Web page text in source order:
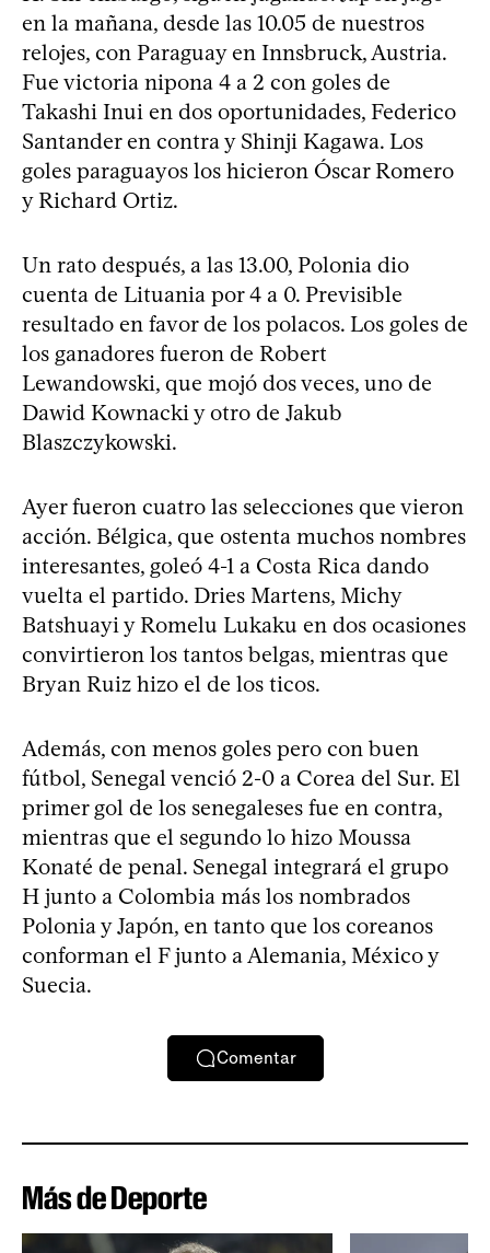
en la mañana, desde las 10.05 de nuestros
relojes, con Paraguay en Innsbruck, Austria.
Fue victoria nipona 4 a 2 con goles de
Takashi Inui en dos oportunidades, Federico
Santander en contra y Shinji Kagawa. Los
goles paraguayos los hicieron Óscar Romero
y Richard Ortiz.
Un rato después, a las 13.00, Polonia dio
cuenta de Lituania por 4 a 0. Previsible
resultado en favor de los polacos. Los goles de
los ganadores fueron de Robert
Lewandowski, que mojó dos veces, uno de
Dawid Kownacki y otro de Jakub
Blaszczykowski.
Ayer fueron cuatro las selecciones que vieron
acción. Bélgica, que ostenta muchos nombres
interesantes, goleó 4-1 a Costa Rica dando
vuelta el partido. Dries Martens, Michy
Batshuayi y Romelu Lukaku en dos ocasiones
convirtieron los tantos belgas, mientras que
Bryan Ruiz hizo el de los ticos.
Además, con menos goles pero con buen
fútbol, Senegal venció 2-0 a Corea del Sur. El
primer gol de los senegaleses fue en contra,
mientras que el segundo lo hizo Moussa
Konaté de penal. Senegal integrará el grupo
H junto a Colombia más los nombrados
Polonia y Japón, en tanto que los coreanos
conforman el F junto a Alemania, México y
Suecia.
Comentar
Más de Deporte